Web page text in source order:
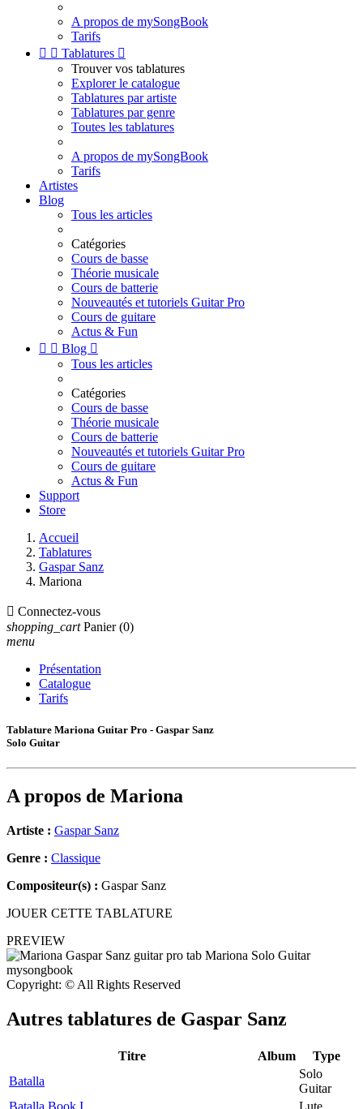
A propos de mySongBook
Tarifs
  Tablatures 
Trouver vos tablatures
Explorer le catalogue
Tablatures par artiste
Tablatures par genre
Toutes les tablatures
A propos de mySongBook
Tarifs
Artistes
Blog
Tous les articles
Catégories
Cours de basse
Théorie musicale
Cours de batterie
Nouveautés et tutoriels Guitar Pro
Cours de guitare
Actus & Fun
  Blog 
Tous les articles
Catégories
Cours de basse
Théorie musicale
Cours de batterie
Nouveautés et tutoriels Guitar Pro
Cours de guitare
Actus & Fun
Support
Store
Accueil
Tablatures
Gaspar Sanz
Mariona
 Connectez-vous
shopping_cart Panier (0)
menu
Présentation
Catalogue
Tarifs
Tablature Mariona Guitar Pro - Gaspar Sanz
Solo Guitar
A propos de Mariona
Artiste : Gaspar Sanz
Genre : Classique
Compositeur(s) : Gaspar Sanz
JOUER CETTE TABLATURE
PREVIEW
Copyright: © All Rights Reserved
Autres tablatures de Gaspar Sanz
Titre Album
Type
Batalla
Solo
Guitar
Batalla Book I
Lute